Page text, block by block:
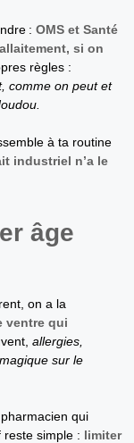
: OMS et Santé
si on
règles :
comme on peut et
à ta routine
industriel n’a le
âge
on a la
ventre qui
allergies,
sur le
qui
reste simple : limiter